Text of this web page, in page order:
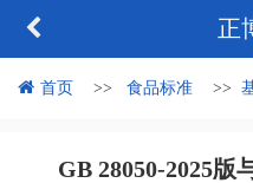
正
首页 食品标准
GB 28050-2025版